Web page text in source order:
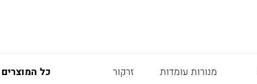
מנורות עומדות זרקור כל המוצרים